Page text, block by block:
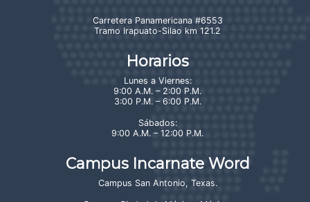
Carretera Panamericana #6553
Tramo Irapuato-Silao km 121.2
Horarios
Lunes a Viernes:
9:00 A.M. – 2:00 P.M.
3:00 P.M. – 6:00 P.M.
Sábados:
9:00 A.M. – 12:00 P.M.
Campus Incarnate Word
Campus San Antonio, Texas.